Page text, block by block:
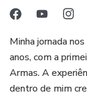
Minha jornada
anos, com a
Armas. A
dentro de mim